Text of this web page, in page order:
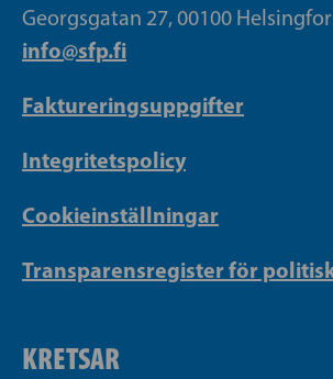
Georgsgatan 27, 00100
info@sfp.fi
Faktureringsuppgifter
Integritetspolicy
Cookieinställningar
Transparensregister för
KRETSAR